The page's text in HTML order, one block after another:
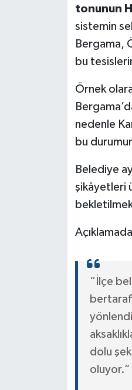
tonunun
sistemin
Bergama,
bu
Örnek
nedenle
bu
Belediye
şikâyetleri
“İlçe
dolu
oluyor.”